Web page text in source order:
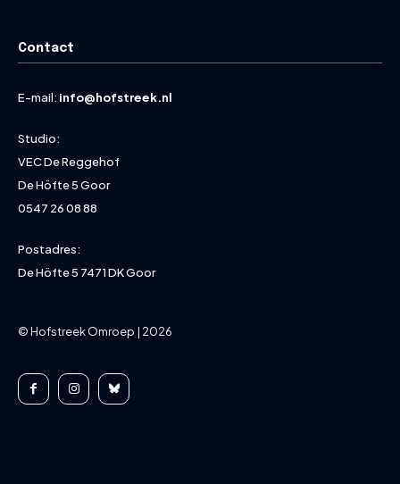
Contact
E-mail: info@hofstreek.nl
Studio:
VEC De Reggehof
De Höfte 5 Goor
0547 26 08 88
Postadres:
De Höfte 5 7471 DK Goor
© Hofstreek Omroep | 2026